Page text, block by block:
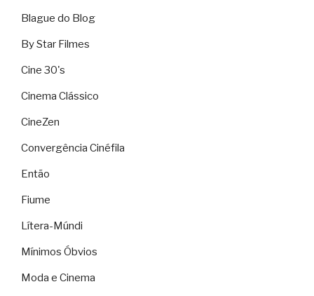
Blague do Blog
By Star Filmes
Cine 30's
Cinema Clássico
CineZen
Convergência Cinéfila
Então
Fiume
Lítera-Múndi
Mínimos Óbvios
Moda e Cinema